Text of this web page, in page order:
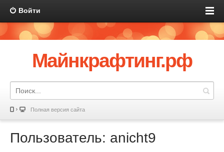
Войти
Майнкрафтинг.рф
Полная версия сайта
Пользователь: anicht9